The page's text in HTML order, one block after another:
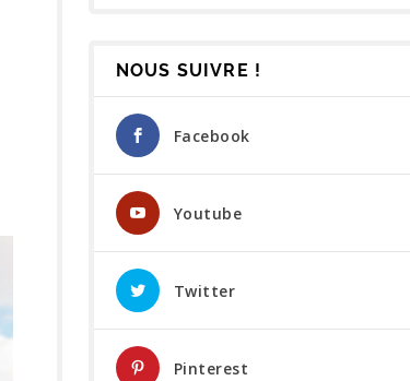
NOUS SUIVRE !
Facebook
Youtube
Twitter
Pinterest